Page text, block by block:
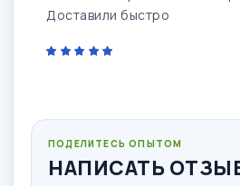
Доставили быстро
ПОДЕЛИТЕСЬ ОПЫТОМ
НАПИСАТЬ